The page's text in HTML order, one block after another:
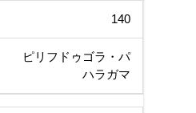
140
ピリフドゥゴラ・パ
ハラガマ